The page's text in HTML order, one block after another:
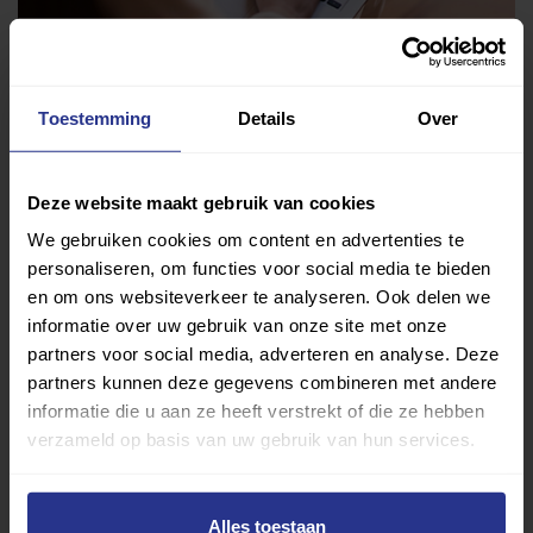
Toestemming Details Over
Deze website maakt gebruik van cookies
We gebruiken cookies om content en advertenties te
personaliseren, om functies voor social media te bieden
en om ons websiteverkeer te analyseren. Ook delen we
informatie over uw gebruik van onze site met onze
partners voor social media, adverteren en analyse. Deze
partners kunnen deze gegevens combineren met andere
informatie die u aan ze heeft verstrekt of die ze hebben
verzameld op basis van uw gebruik van hun services.
Alles toestaan
Vind jouw sport
vind je gemakkelijk jouw favoriete sport of activiteit.
Met meer dan 4250 sportclubs is er altijd een sport
die bij je past.
Sport zoeken